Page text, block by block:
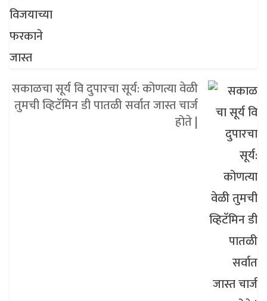
सकाळचा सूर्य वि दुपारचा सूर्य: कोणत्या वेळी
तुमची व्हिटॅमिन डी पातळी सर्वात जास्त चार्ज
होते |